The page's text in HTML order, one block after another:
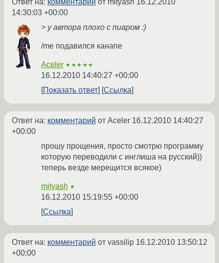
Ответ на: комментарий от mityash 16.12.2010
14:30:03 +00:00
> у автора плохо с пиаром :)
/me подавился канапе
Aceler ★★★★★
16.12.2010 14:40:27 +00:00
Показать ответ
Ссылка
Ответ на: комментарий от Aceler 16.12.2010 14:40:27
+00:00
прошу прощения, просто смотрю программу
которую переводили с инглиша на русский))
теперь везде мерещится всякое)
mityash ★
16.12.2010 15:19:55 +00:00
Ссылка
Ответ на: комментарий от vassilip 16.12.2010 13:50:12
+00:00